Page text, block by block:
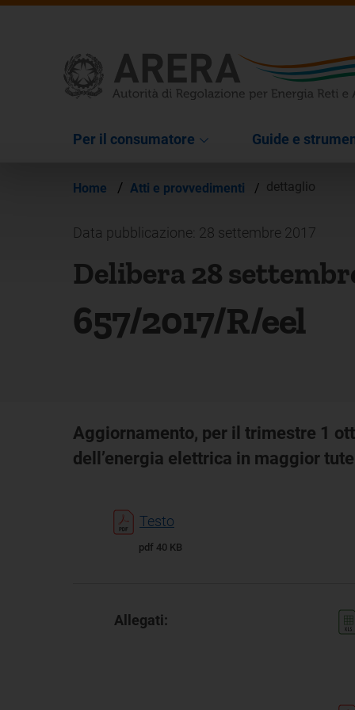
Per il consumatore Guide e
Home / Atti e provvedimenti / dettaglio
Data pubblicazione: 28 settembre 2017
Delibera 28
657/2017/R/eel
Aggiornamento, per il trimestre 1
dell’energia elettrica in maggior
Testo
pdf 40 KB
Allegati: